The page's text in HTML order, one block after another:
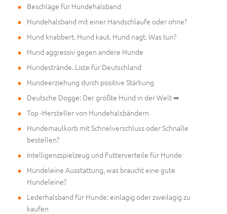
Beschläge für Hundehalsband
Hundehalsband mit einer Handschlaufe oder ohne?
Hund knabbert. Hund kaut. Hund nagt. Was tun?
Hund aggressiv gegen andere Hunde
Hundestrände. Liste für Deutschland
Hundeerziehung durch positive Stärkung
Deutsche Dogge: Der größte Hund in der Welt ➦
Top -Hersteller von Hundehalsbändern
Hundemaulkorb mit Schnelverschluss oder Schnalle
bestellen?
Intelligenzspielzeug und Futterverteile für Hunde
Hundeleine Ausstattung, was braucht eine gute
Hundeleine?
Lederhalsband für Hunde: einlagig oder zweilagig zu
kaufen